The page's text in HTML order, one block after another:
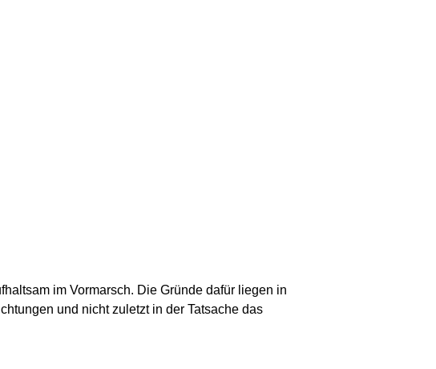
im Vormarsch. Die Gründe dafür liegen in
und nicht zuletzt in der Tatsache das